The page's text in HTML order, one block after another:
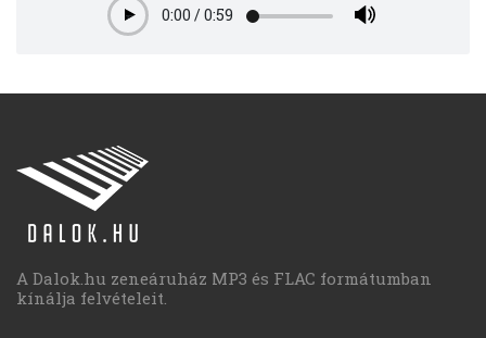
Play0:00 /0:59
A Dalok.hu zeneáruház MP3 és FLAC formátumban
kínálja felvételeit.